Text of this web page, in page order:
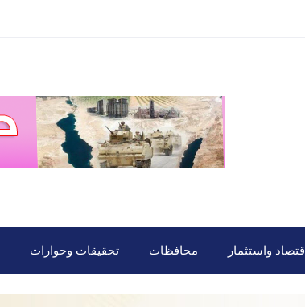
اقتصاد واستثمار محافظات تحقيقات وحوارات